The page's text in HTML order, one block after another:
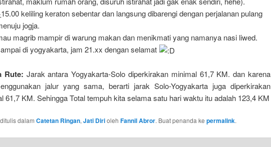
15.00 keliling keraton sebentar dan langsung dibarengi dengan perjalanan pulang
jogja.
magrib mampir di warung makan dan menikmati yang namanya nasi liwed.
di yogyakarta, jam 21.xx dengan selamat
Rute: Jarak antara Yogyakarta-Solo diperkirakan minimal 61,7 KM. dan karena
jalur yang sama, berarti jarak Solo-Yogyakarta juga diperkirakan
61,7 KM. Sehingga Total tempuh kita selama satu hari waktu itu adalah 123,4 KM
dalam Catetan Ringan, Jati Dirioleh Fannil Abror. Buat penanda ke permalink.